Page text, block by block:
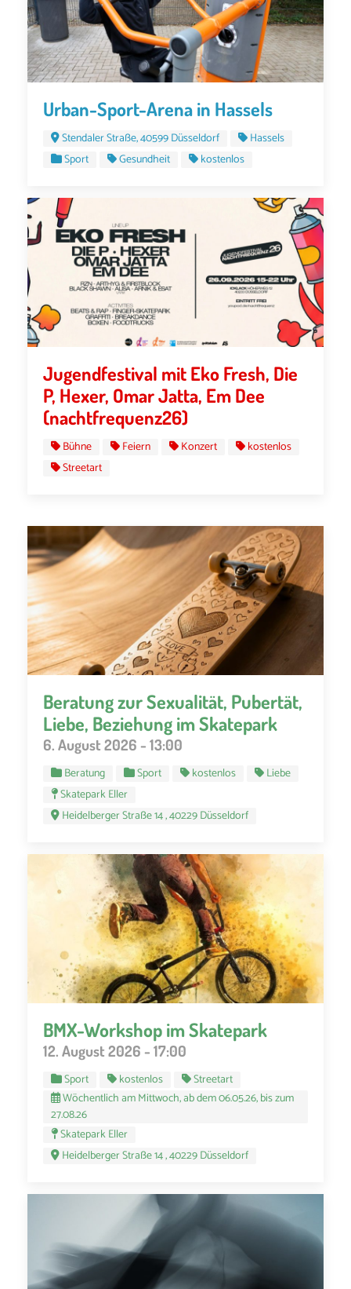
Urban-Sport-Arena in Hassels
Stendaler Straße, 40599 Düsseldorf
Hassels
Sport
Gesundheit kostenlos
Jugendfestival mit Eko Fresh, Die
P, Hexer, Omar Jatta, Em Dee
(nachtfrequenz26)
Bühne Feiern Konzert
kostenlos
Streetart
Beratung zur Sexualität, Pubertät,
Liebe, Beziehung im Skatepark
6. August 2026 - 13:00
Beratung Sport kostenlos
Liebe
Skatepark Eller
Heidelberger Straße 14 , 40229 Düsseldorf
BMX-Workshop im Skatepark
12. August 2026 - 17:00
Sport kostenlos
Streetart
Wöchentlich am Mittwoch, ab dem 06.05.26, bis zum
27.08.26
Skatepark Eller
Heidelberger Straße 14 , 40229 Düsseldorf